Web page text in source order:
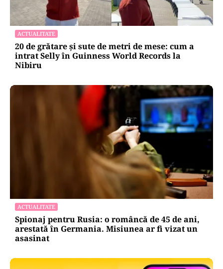
ACTUALITATE
20 de grătare și sute de metri de mese: cum a
intrat Selly în Guinness World Records la
Nibiru
ACTUALITATE
Spionaj pentru Rusia: o româncă de 45 de ani,
arestată în Germania. Misiunea ar fi vizat un
asasinat